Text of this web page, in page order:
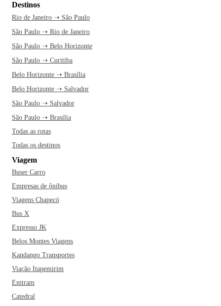
Destinos
Rio de Janeiro ➝ São Paulo
São Paulo ➝ Rio de Janeiro
São Paulo ➝ Belo Horizonte
São Paulo ➝ Curitiba
Belo Horizonte ➝ Brasília
Belo Horizonte ➝ Salvador
São Paulo ➝ Salvador
São Paulo ➝ Brasília
Todas as rotas
Todas os destinos
Viagem
Buser Carro
Empresas de ônibus
Viagens Chapecó
Bus X
Expresso JK
Belos Montes Viagens
Kandango Transportes
Viação Itapemirim
Emtram
Catedral